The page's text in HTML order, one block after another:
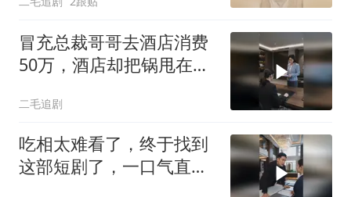
冒充总裁哥哥去酒店消费
50万，酒店却把锅甩在总
二毛追剧
吃相太难看了，终于找到
这部短剧了，一口气直接